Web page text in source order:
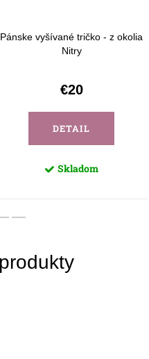
Pánske vyšívané tričko - z okolia
Nitry
€20
DETAIL
Skladom